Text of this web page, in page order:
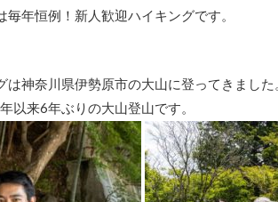
年恒例！新人歓迎ハイキングです。
は神奈川県伊勢原市の大山に登ってきました
以来6年ぶりの大山登山です。